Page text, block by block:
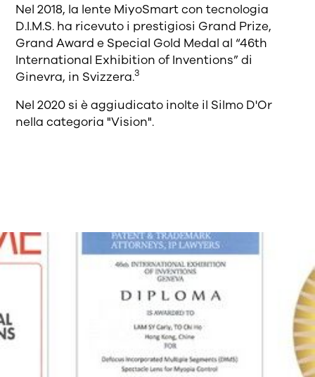
Nel 2018, la lente MiyoSmart con tecnologia
D.I.M.S. ha ricevuto i prestigiosi Grand Prize,
Grand Award e Special Gold Medal al “46th
International Exhibition of Inventions” di
Ginevra, in Svizzera.3
Nel 2020 si è aggiudicato inolte il Silmo D'Or
nella categoria "Vision".